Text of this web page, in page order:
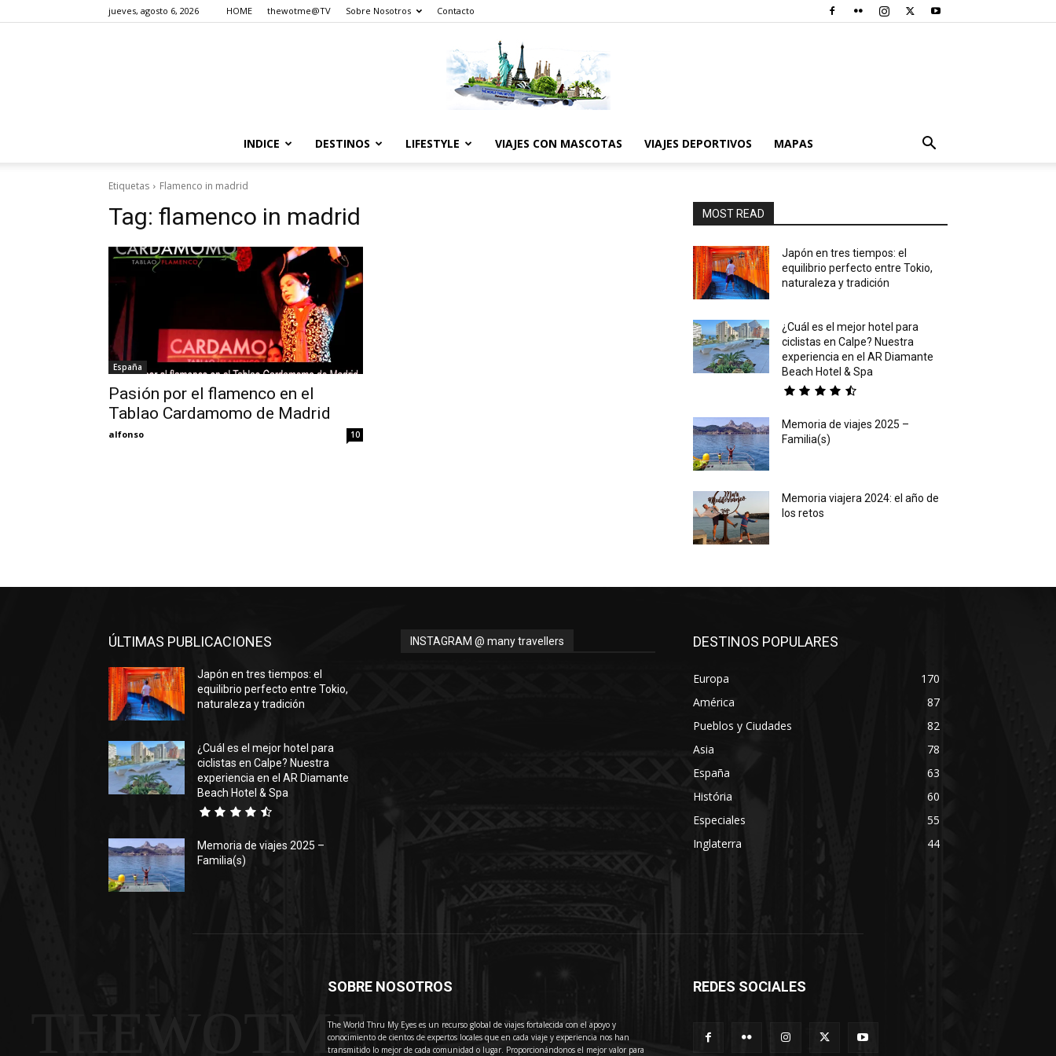
jueves, agosto 6, 2026 HOME thewotme@TV Sobre Nosotros Contacto
INDICE DESTINOS LIFESTYLE VIAJES CON MASCOTAS VIAJES DEPORTIVOS MAPAS
Etiquetas Flamenco in madrid
Tag: flamenco in madrid
España
Pasión por el flamenco en el
Tablao Cardamomo de Madrid
alfonso 10
MOST READ
Japón en tres tiempos: el
equilibrio perfecto entre Tokio,
naturaleza y tradición
¿Cuál es el mejor hotel para
ciclistas en Calpe? Nuestra
experiencia en el AR Diamante
Beach Hotel & Spa
Memoria de viajes 2025 –
Familia(s)
Memoria viajera 2024: el año de
los retos
ÚLTIMAS PUBLICACIONES
Japón en tres tiempos: el
equilibrio perfecto entre Tokio,
naturaleza y tradición
¿Cuál es el mejor hotel para
ciclistas en Calpe? Nuestra
experiencia en el AR Diamante
Beach Hotel & Spa
Memoria de viajes 2025 –
Familia(s)
INSTAGRAM @ many travellers DESTINOS POPULARES
Europa
170
América
87
Pueblos y Ciudades
82
Asia
78
España
63
História
60
Especiales
55
Inglaterra
44
THEWOTME
SOBRE NOSOTROS
The World Thru My Eyes es un recurso global de viajes fortalecida con el apoyo y
conocimiento de cientos de expertos locales que en cada viaje y experiencia nos han
transmitido lo mejor de cada comunidad o lugar. Proporcionándonos el mejor valor para
REDES SOCIALES